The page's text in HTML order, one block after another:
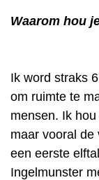
Waarom hou
Ik word straks
om ruimte te
mensen. Ik
maar vooral de
een eerste
Ingelmunster